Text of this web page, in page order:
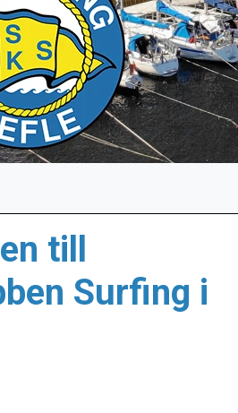
till
Surfing i